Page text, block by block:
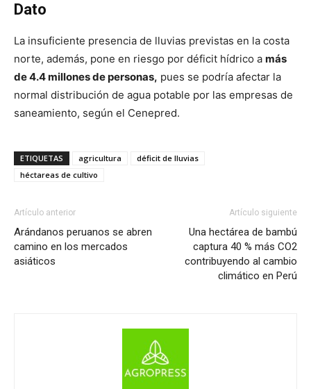
Dato
La insuficiente presencia de lluvias previstas en la costa
norte, además, pone en riesgo por déficit hídrico a más
de 4.4 millones de personas, pues se podría afectar la
normal distribución de agua potable por las empresas de
saneamiento, según el Cenepred.
ETIQUETAS agricultura
déficit de lluvias
héctareas de cultivo
Artículo anterior
Arándanos peruanos se abren
camino en los mercados
asiáticos
Artículo siguiente
Una hectárea de bambú
captura 40 % más CO2
contribuyendo al cambio
climático en Perú